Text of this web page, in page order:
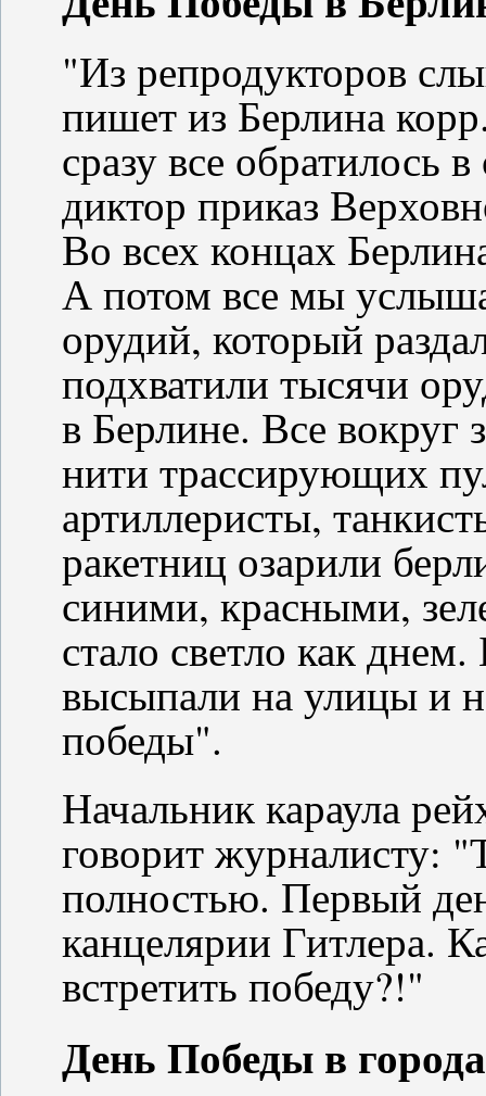
"Из репродукторов
пишет из Берлина
сразу все обратилось
диктор приказ
Во всех концах
А потом все мы
орудий, который
подхватили тысячи
в Берлине. Все
нити трассирующих
артиллеристы,
ракетниц озарили
синими, красными,
стало светло как
высыпали на улицы и
победы".
Начальник караула
говорит журналисту:
полностью. Первый
канцелярии Гитлера.
встретить победу?!"
День Победы в